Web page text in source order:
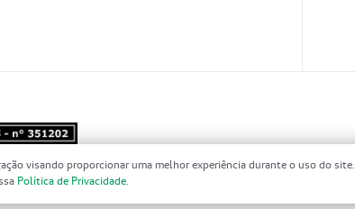
visando proporcionar uma melhor experiência durante o uso do site.
Política de Privacidade.